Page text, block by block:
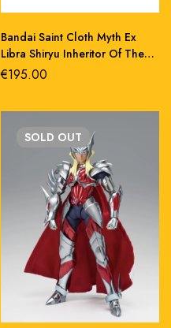
Bandai Saint Cloth Myth Ex
Libra Shiryu Inheritor Of The
Gold Cloth Action figure
€195.00
SOLD OUT